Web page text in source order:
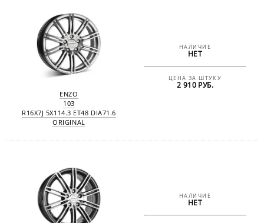
ENZO
103
R16X7J 5X114.3 ET48 DIA71.6
ORIGINAL
НАЛИЧИЕ
НЕТ
ЦЕНА ЗА ШТУКУ
2 910 РУБ.
НАЛИЧИЕ
НЕТ